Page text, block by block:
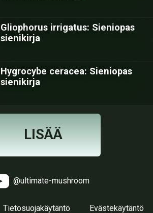
Gliophorus irrigatus: Sieniopas
sienikirja
Hygrocybe ceracea: Sieniopas
sienikirja
LISÄÄ
@ultimate-mushroom
Tietosuojakäytäntö Evästekäytäntö